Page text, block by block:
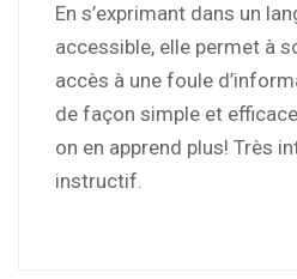
En s’exprimant dans un
accessible, elle permet à
accès à une foule
de façon simple et
on en apprend plus! Très
instructif.